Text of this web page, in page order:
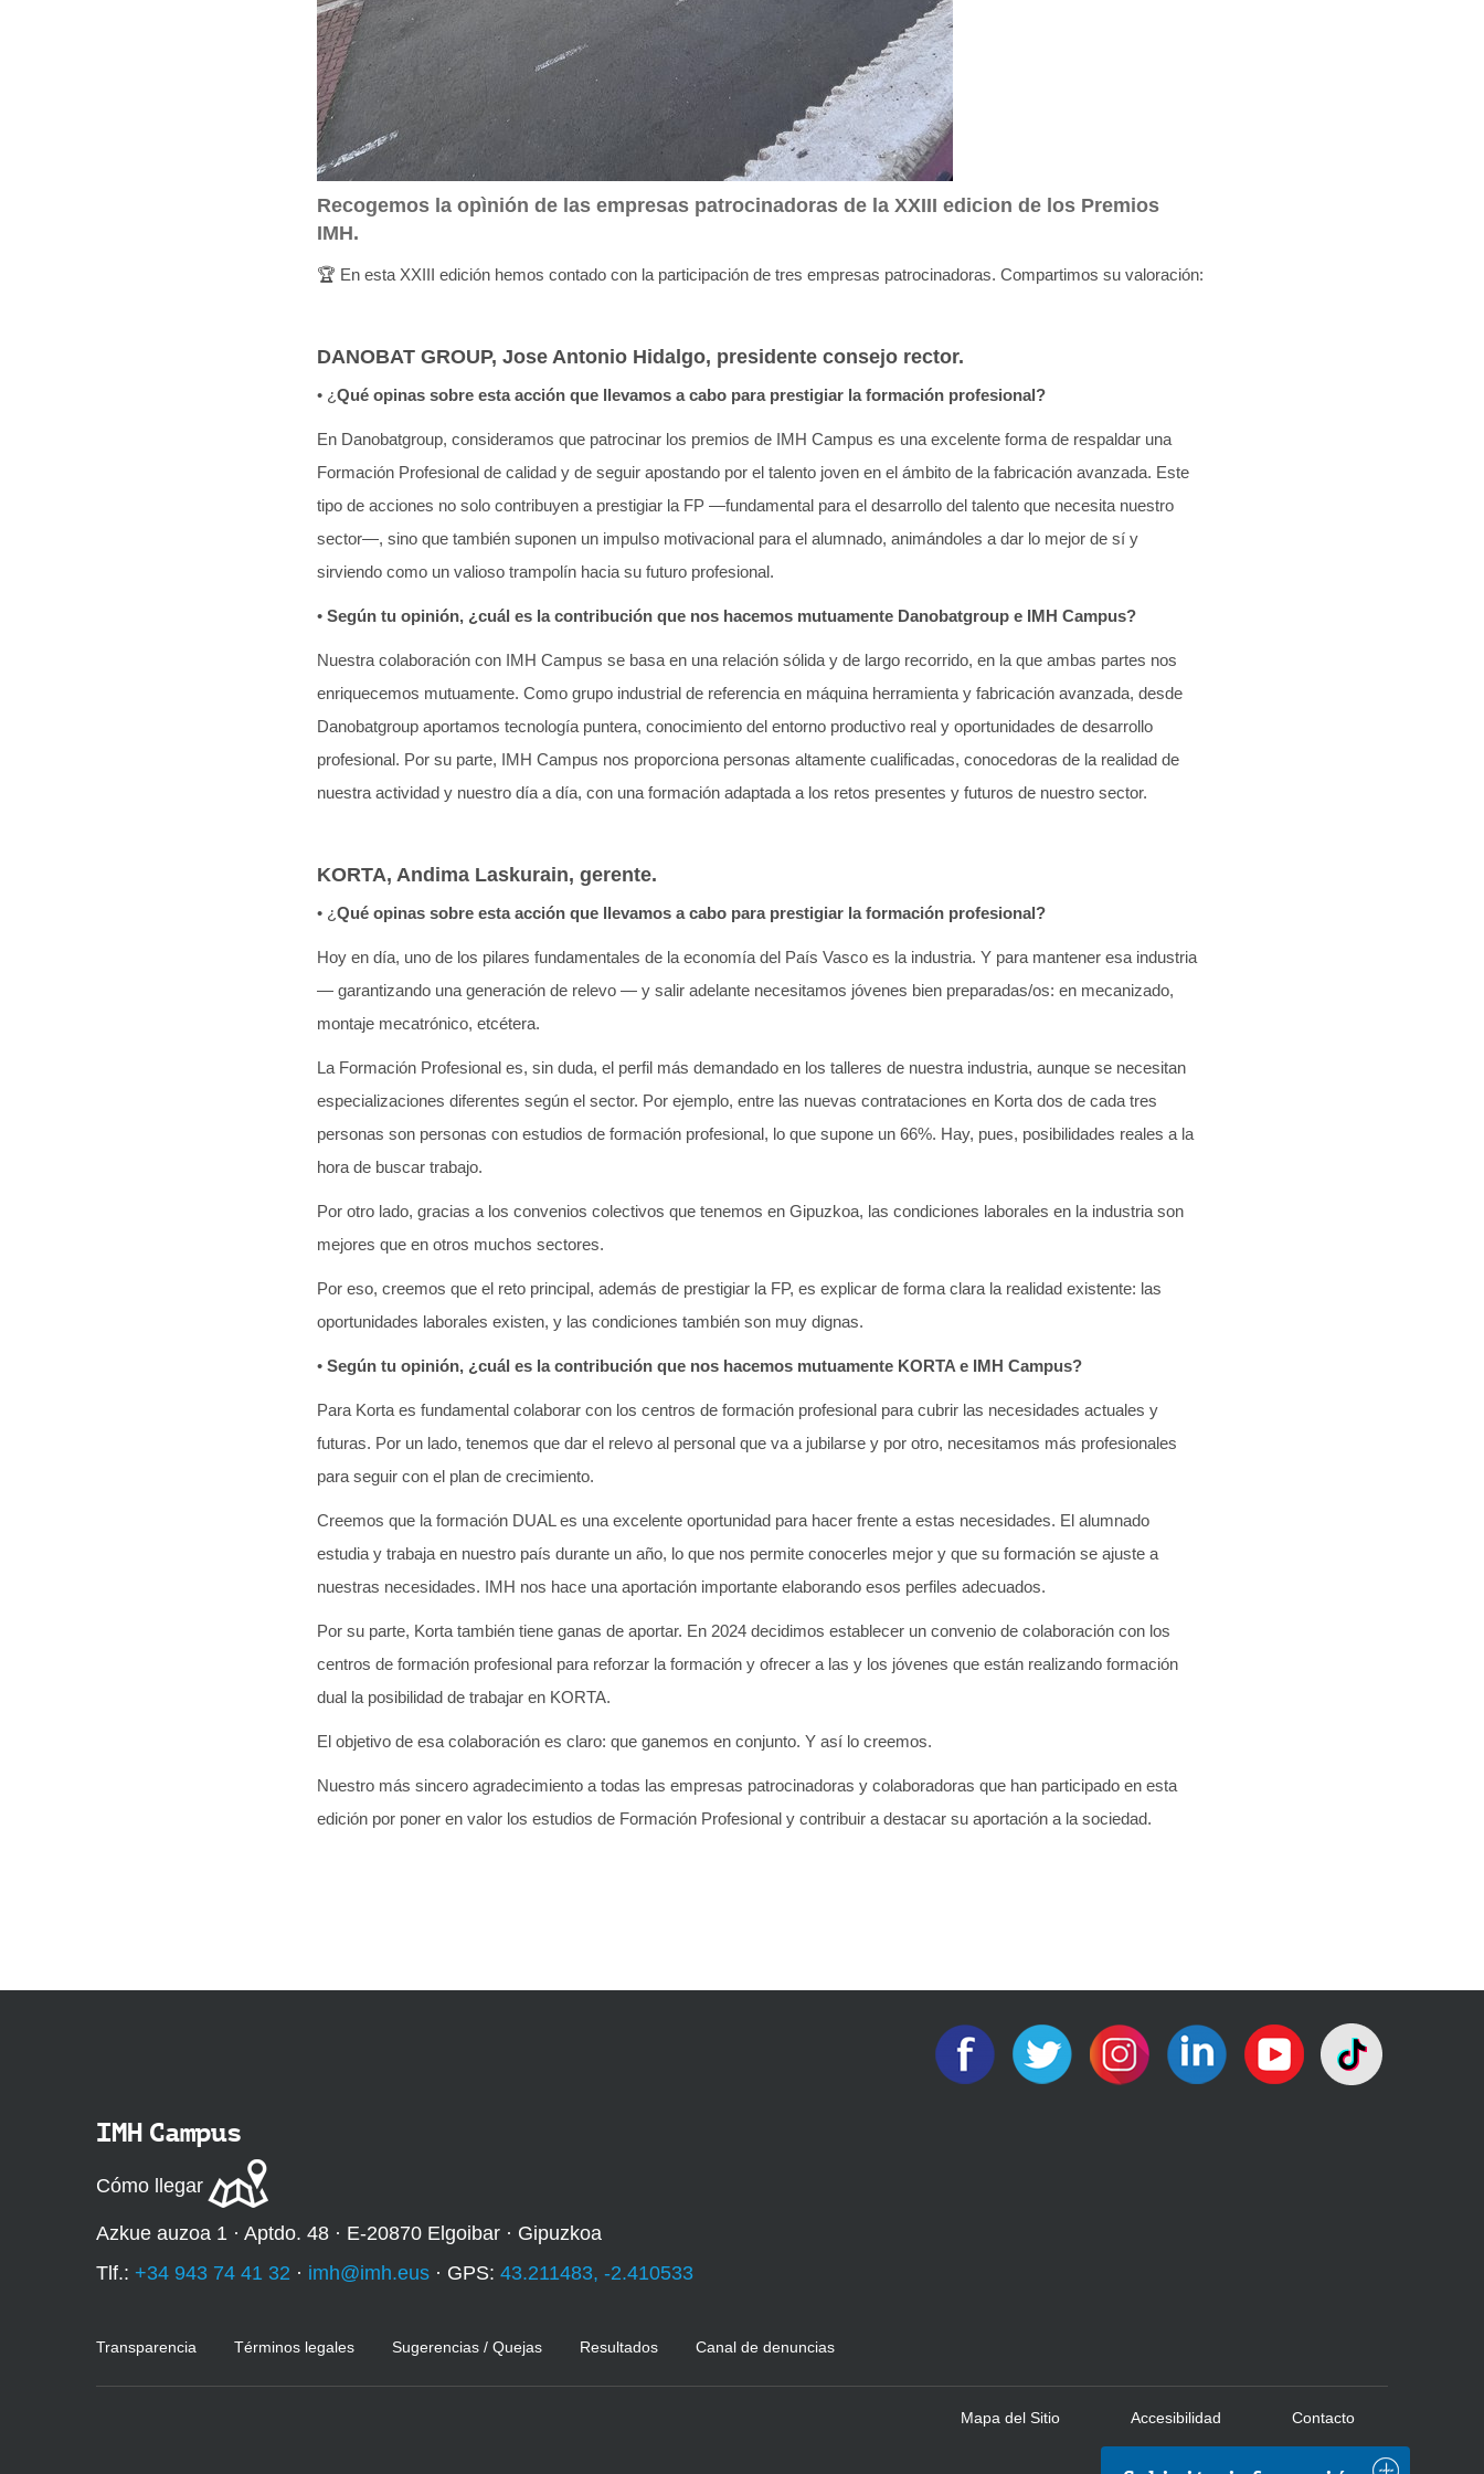
Recogemos la opìnión de las empresas patrocinadoras de la XXIII edicion de los Premios
IMH.
🏆 En esta XXIII edición hemos contado con la participación de tres empresas patrocinadoras. Compartimos su valoración:
DANOBAT GROUP, Jose Antonio Hidalgo, presidente consejo rector.
• ¿Qué opinas sobre esta acción que llevamos a cabo para prestigiar la formación profesional?
En Danobatgroup, consideramos que patrocinar los premios de IMH Campus es una excelente forma de respaldar una
Formación Profesional de calidad y de seguir apostando por el talento joven en el ámbito de la fabricación avanzada. Este
tipo de acciones no solo contribuyen a prestigiar la FP —fundamental para el desarrollo del talento que necesita nuestro
sector—, sino que también suponen un impulso motivacional para el alumnado, animándoles a dar lo mejor de sí y
sirviendo como un valioso trampolín hacia su futuro profesional.
• Según tu opinión, ¿cuál es la contribución que nos hacemos mutuamente Danobatgroup e IMH Campus?
Nuestra colaboración con IMH Campus se basa en una relación sólida y de largo recorrido, en la que ambas partes nos
enriquecemos mutuamente. Como grupo industrial de referencia en máquina herramienta y fabricación avanzada, desde
Danobatgroup aportamos tecnología puntera, conocimiento del entorno productivo real y oportunidades de desarrollo
profesional. Por su parte, IMH Campus nos proporciona personas altamente cualificadas, conocedoras de la realidad de
nuestra actividad y nuestro día a día, con una formación adaptada a los retos presentes y futuros de nuestro sector.
KORTA, Andima Laskurain, gerente.
• ¿Qué opinas sobre esta acción que llevamos a cabo para prestigiar la formación profesional?
Hoy en día, uno de los pilares fundamentales de la economía del País Vasco es la industria. Y para mantener esa industria
— garantizando una generación de relevo — y salir adelante necesitamos jóvenes bien preparadas/os: en mecanizado,
montaje mecatrónico, etcétera.
La Formación Profesional es, sin duda, el perfil más demandado en los talleres de nuestra industria, aunque se necesitan
especializaciones diferentes según el sector. Por ejemplo, entre las nuevas contrataciones en Korta dos de cada tres
personas son personas con estudios de formación profesional, lo que supone un 66%. Hay, pues, posibilidades reales a la
hora de buscar trabajo.
Por otro lado, gracias a los convenios colectivos que tenemos en Gipuzkoa, las condiciones laborales en la industria son
mejores que en otros muchos sectores.
Por eso, creemos que el reto principal, además de prestigiar la FP, es explicar de forma clara la realidad existente: las
oportunidades laborales existen, y las condiciones también son muy dignas.
• Según tu opinión, ¿cuál es la contribución que nos hacemos mutuamente KORTA e IMH Campus?
Para Korta es fundamental colaborar con los centros de formación profesional para cubrir las necesidades actuales y
futuras. Por un lado, tenemos que dar el relevo al personal que va a jubilarse y por otro, necesitamos más profesionales
para seguir con el plan de crecimiento.
Creemos que la formación DUAL es una excelente oportunidad para hacer frente a estas necesidades. El alumnado
estudia y trabaja en nuestro país durante un año, lo que nos permite conocerles mejor y que su formación se ajuste a
nuestras necesidades. IMH nos hace una aportación importante elaborando esos perfiles adecuados.
Por su parte, Korta también tiene ganas de aportar. En 2024 decidimos establecer un convenio de colaboración con los
centros de formación profesional para reforzar la formación y ofrecer a las y los jóvenes que están realizando formación
dual la posibilidad de trabajar en KORTA.
El objetivo de esa colaboración es claro: que ganemos en conjunto. Y así lo creemos.
Nuestro más sincero agradecimiento a todas las empresas patrocinadoras y colaboradoras que han participado en esta
edición por poner en valor los estudios de Formación Profesional y contribuir a destacar su aportación a la sociedad.
IMH Campus
Cómo llegar
Azkue auzoa 1 · Aptdo. 48 · E-20870 Elgoibar · Gipuzkoa
Tlf.: +34 943 74 41 32 · imh@imh.eus · GPS: 43.211483, -2.410533
Transparencia Términos legales Sugerencias / Quejas Resultados Canal de denuncias
Mapa del Sitio Accesibilidad Contacto